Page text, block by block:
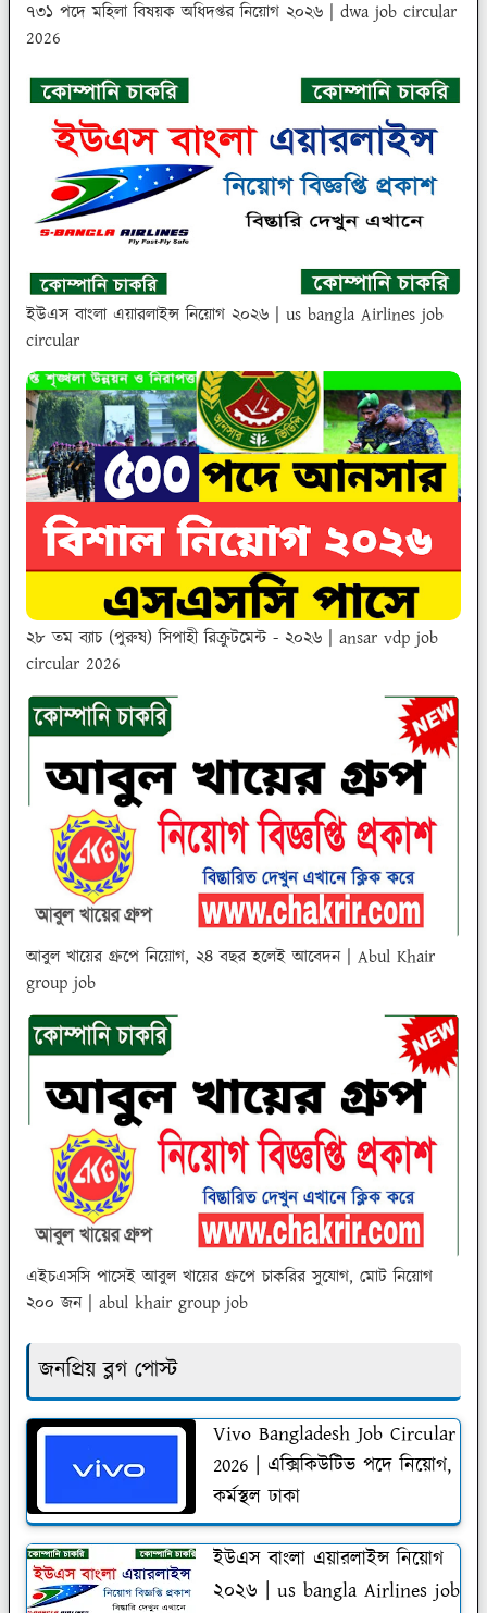
৭৩১ পদে মহিলা বিষয়ক অধিদপ্তর নিয়োগ ২০২৬ | dwa job circular
2026
ইউএস বাংলা এয়ারলাইন্স নিয়োগ ২০২৬ | us bangla Airlines job
circular
২৮ তম ব্যাচ (পুরুষ) সিপাহী রিক্রুটমেন্ট - ২০২৬ | ansar vdp job
circular 2026
আবুল খায়ের গ্রুপে নিয়োগ, ২৪ বছর হলেই আবেদন | Abul Khair
group job
এইচএসসি পাসেই আবুল খায়ের গ্রুপে চাকরির সুযোগ, মোট নিয়োগ
২০০ জন | abul khair group job
জনপ্রিয় ব্লগ পোস্ট
Vivo Bangladesh Job Circular
2026 | এক্সিকিউটিভ পদে নিয়োগ,
কর্মস্থল ঢাকা
ইউএস বাংলা এয়ারলাইন্স নিয়োগ
২০২৬ | us bangla Airlines job